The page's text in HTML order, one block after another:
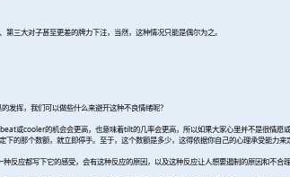
三大对子甚至更差的牌力下注，当然，这种情况只能是偶尔为之。
挥，我们可以做些什么来避开这种不良情绪呢？
或cooler的机会会更高，也意味着tilt的几率会更高，所以如果大家心里并不是很情愿
的那个数额，就立即停手。至于，这个数额是多少，这得依据你自己的心理承受能
应都写下它的感受，会有这种反应的原因，以及这种反应让人想要遏制的原因和不合理